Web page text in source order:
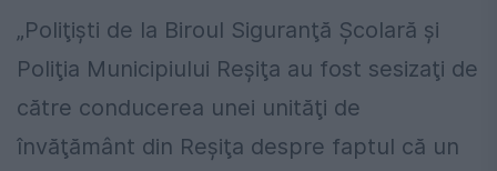
„Poliţişti de la Biroul Siguranţă Şcolară şi
Poliţia Municipiului Reşiţa au fost sesizaţi de
către conducerea unei unităţi de
învăţământ din Reşiţa despre faptul că un